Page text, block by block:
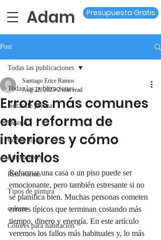
Adam Presupuesta Gratis
Post
Todas las publicaciones
Notas de prensa
Diseño
Como pintar
Emplastecer
Renovacion
Tipos de pintura
colores
Colores para habitación
Todas las publicaciones
Errores más comunes
en la reforma de
interiores y cómo
evitarlos
Santiago Erice Ramos
Aug 22, 2025 2 min read
Reformar una casa o un piso puede ser
emocionante, pero también estresante si no
se planifica bien. Muchas personas cometen
errores típicos que terminan costando más
tiempo, dinero y energía. En este artículo
veremos los fallos más habituales y, lo más